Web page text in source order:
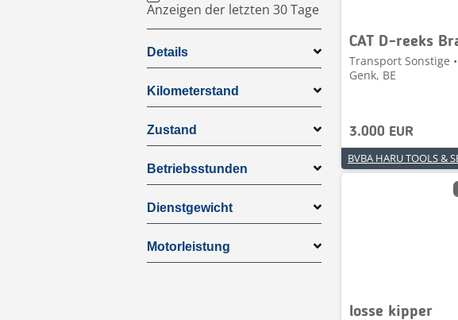
Anzeigen der letzten 30 Tage
Details
Kilometerstand
Zustand
Betriebsstunden
Dienstgewicht
Motorleistung
Transport Sonstige •
Genk, BE
3.000 EUR
losse kipper